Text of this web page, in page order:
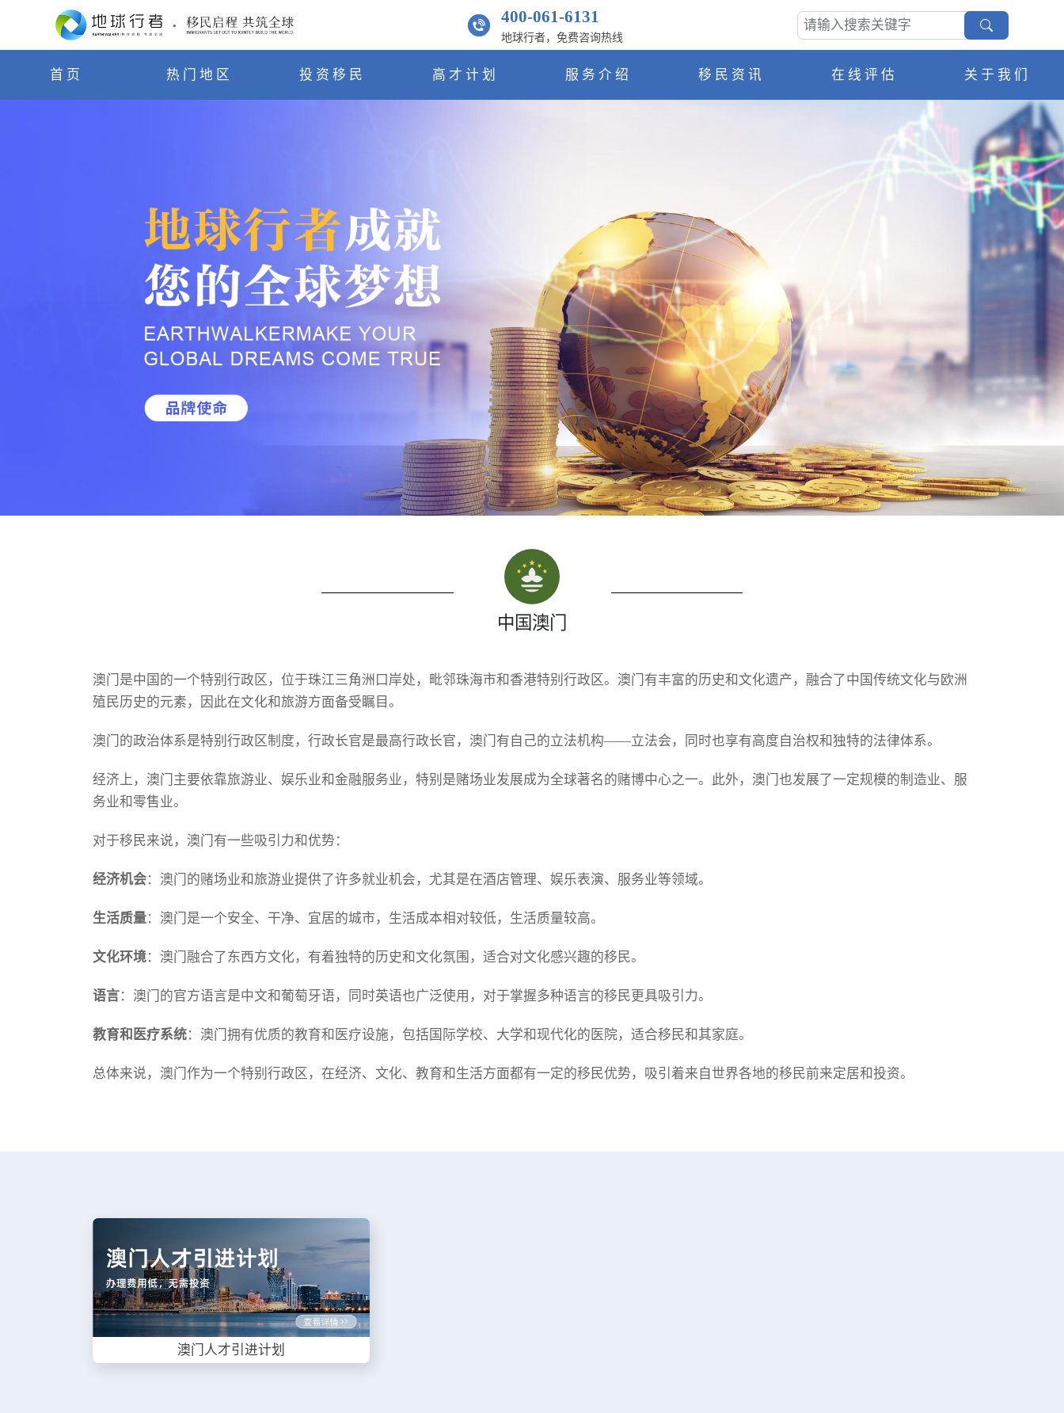
400-061-6131
地球行者，免费咨询热线
首页 热门地区 投资移民 高才计划 服务介绍 移民资讯 在线评估 关于我们
中国澳门
澳门是中国的一个特别行政区，位于珠江三角洲口岸处，毗邻珠海市和香港特别行政区。澳门有丰富的历史和文化遗产，融合了中国传统文化与欧洲
殖民历史的元素，因此在文化和旅游方面备受瞩目。
澳门的政治体系是特别行政区制度，行政长官是最高行政长官，澳门有自己的立法机构——立法会，同时也享有高度自治权和独特的法律体系。
经济上，澳门主要依靠旅游业、娱乐业和金融服务业，特别是赌场业发展成为全球著名的赌博中心之一。此外，澳门也发展了一定规模的制造业、服
务业和零售业。
对于移民来说，澳门有一些吸引力和优势：
经济机会：澳门的赌场业和旅游业提供了许多就业机会，尤其是在酒店管理、娱乐表演、服务业等领域。
生活质量：澳门是一个安全、干净、宜居的城市，生活成本相对较低，生活质量较高。
文化环境：澳门融合了东西方文化，有着独特的历史和文化氛围，适合对文化感兴趣的移民。
语言：澳门的官方语言是中文和葡萄牙语，同时英语也广泛使用，对于掌握多种语言的移民更具吸引力。
教育和医疗系统：澳门拥有优质的教育和医疗设施，包括国际学校、大学和现代化的医院，适合移民和其家庭。
总体来说，澳门作为一个特别行政区，在经济、文化、教育和生活方面都有一定的移民优势，吸引着来自世界各地的移民前来定居和投资。
澳门人才引进计划